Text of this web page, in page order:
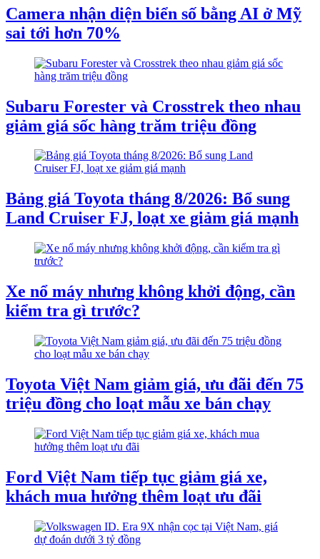
Camera nhận diện biển số bằng AI ở Mỹ
sai tới hơn 70%
Subaru Forester và Crosstrek theo nhau
giảm giá sốc hàng trăm triệu đồng
Bảng giá Toyota tháng 8/2026: Bổ sung
Land Cruiser FJ, loạt xe giảm giá mạnh
Xe nổ máy nhưng không khởi động, cần
kiểm tra gì trước?
Toyota Việt Nam giảm giá, ưu đãi đến 75
triệu đồng cho loạt mẫu xe bán chạy
Ford Việt Nam tiếp tục giảm giá xe,
khách mua hưởng thêm loạt ưu đãi